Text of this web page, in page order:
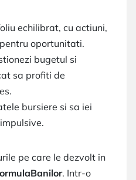
echilibrat, cu actiuni,
oportunitati.
bugetul si
sa profiti de
bursiere si sa iei
pe care le dezvolt in
. Intr-o